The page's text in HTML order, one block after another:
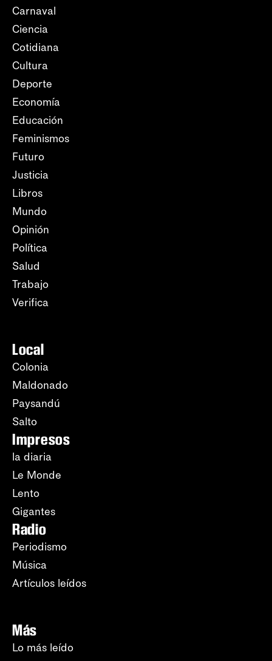
Carnaval
Ciencia
Cotidiana
Cultura
Deporte
Economía
Educación
Feminismos
Futuro
Justicia
Libros
Mundo
Opinión
Política
Salud
Trabajo
Verifica
Local
Colonia
Maldonado
Paysandú
Salto
Impresos
la diaria
Le Monde
Lento
Gigantes
Radio
Periodismo
Música
Artículos leídos
Más
Lo más leído